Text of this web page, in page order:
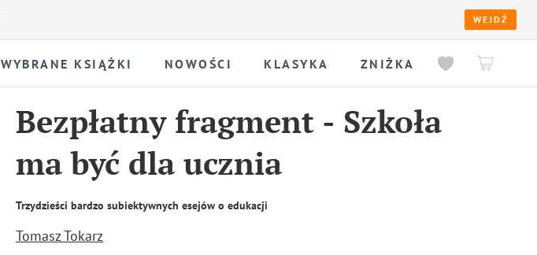
WEJDŹ
WYBRANE KSIĄŻKI NOWOŚCI KLASYKA ZNIŻKA
Bezpłatny fragment - Szkoła
ma być dla ucznia
Trzydzieści bardzo subiektywnych esejów o edukacji
Tomasz Tokarz